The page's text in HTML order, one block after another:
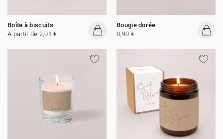
Boîte à biscuits
A partir de 2,01 €
Bougie dorée
8,90 €